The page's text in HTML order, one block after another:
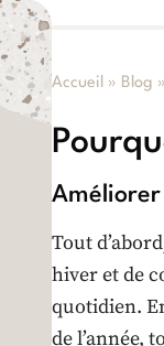
Accueil » Blog »
Tout
hiver et de
quotidien.
de l’année,